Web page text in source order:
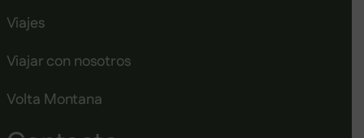
Viajes
Viajar con nosotros
Volta Montana